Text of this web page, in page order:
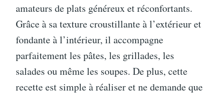
amateurs de plats généreux et réconfortants.
Grâce à sa texture croustillante à l’extérieur et
fondante à l’intérieur, il accompagne
parfaitement les pâtes, les grillades, les
salades ou même les soupes. De plus, cette
recette est simple à réaliser et ne demande que